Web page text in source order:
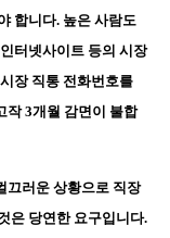
합니다. 높은 사람도
터넷사이트 등의 시장
장 직통 전화번호를
작3개월 감면이 불합
끄러운 상황으로 직장
은 당연한 요구입니다.